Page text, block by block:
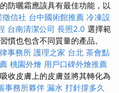
防曬霜應該具有最佳功能，以
徵信社 台中國術館推薦 冷凍設
台南清潔公司 長照2.0 選擇範
慣也包含不同質量的產品。
事務所 護理之家 台北 茶會點
桃園外燴 用戶口碑外燴推薦
收皮膚上的皮膚並將其轉化為
事務所夥伴 漏水 打針撐多久